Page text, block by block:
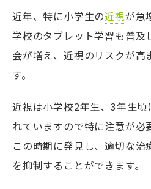
近年、特に小学生の近視が急
学校のタブレット学習も普及
会が増え、近視のリスクが高
す。
近視は小学校2年生、3年生
れていますので特に注意が必
この時期に発見し、適切な治
を抑制することができます。